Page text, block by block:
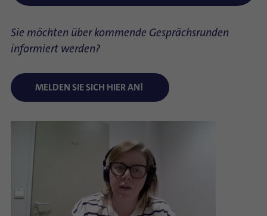
Sie möchten über kommende Gesprächsrunden
informiert werden?
MELDEN SIE SICH HIER AN!